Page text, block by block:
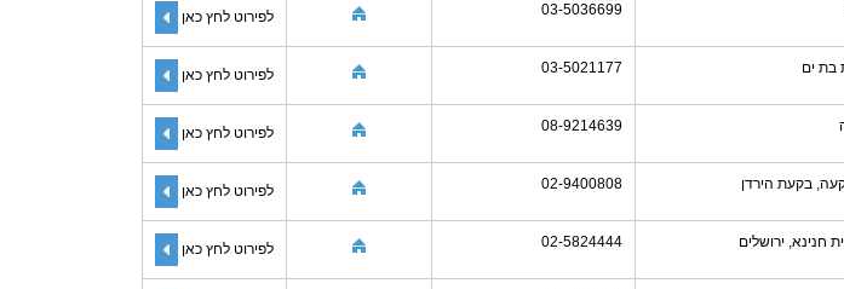
03-5036699 לפירוט לחץ כאן
03-5021177 לפירוט לחץ כאן
08-9214639 לפירוט לחץ כאן
בקעת הירדן 02-9400808 לפירוט לחץ כאן
02-5824444 לפירוט לחץ כאן